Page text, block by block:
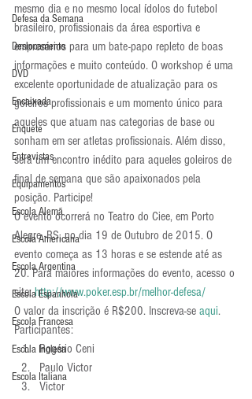
Defesa da Semana
Deslocamento
DVD
Encaixada
Enquete
Entrevistas
Equipamentos
Escola Alemã
Escola Americana
Escola Argentina
Escola Espanhola
Escola Francesa
Escola Inglesa
Escola Italiana
mesmo dia e no mesmo local ídolos do futebol
brasileiro, profissionais da área esportiva e
empresários para um bate-papo repleto de boas
informações e muito conteúdo. O workshop é uma
excelente oportunidade de atualização para os
goleiros profissionais e um momento único para
aqueles que atuam nas categorias de base ou
sonham em ser atletas profissionais. Além disso,
será um encontro inédito para aqueles goleiros de
final de semana que são apaixonados pela
posição. Participe!
O evento ocorrerá no Teatro do Ciee, em Porto
Alegre -RS, no dia 19 de Outubro de 2015. O
evento começa as 13 horas e se estende até as
20. Para maiores informações do evento, acesso o
site: http://www.poker.esp.br/melhor-defesa/
O valor da inscrição é R$200. Inscreva-se aqui.
Participantes:
Rogério Ceni
Paulo Victor
Victor